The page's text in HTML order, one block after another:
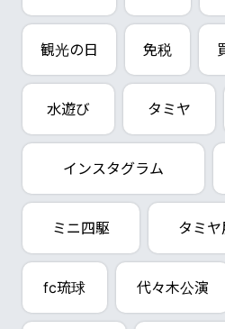
観光の日 免税
水遊び タミヤ
インスタグラム
ミニ四駆 タミヤ
fc琉球 代々木公演